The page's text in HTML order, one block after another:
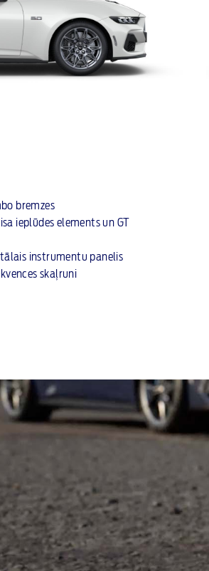
bremzes
ieplūdes elements un GT
instrumentu panelis
skaļruni